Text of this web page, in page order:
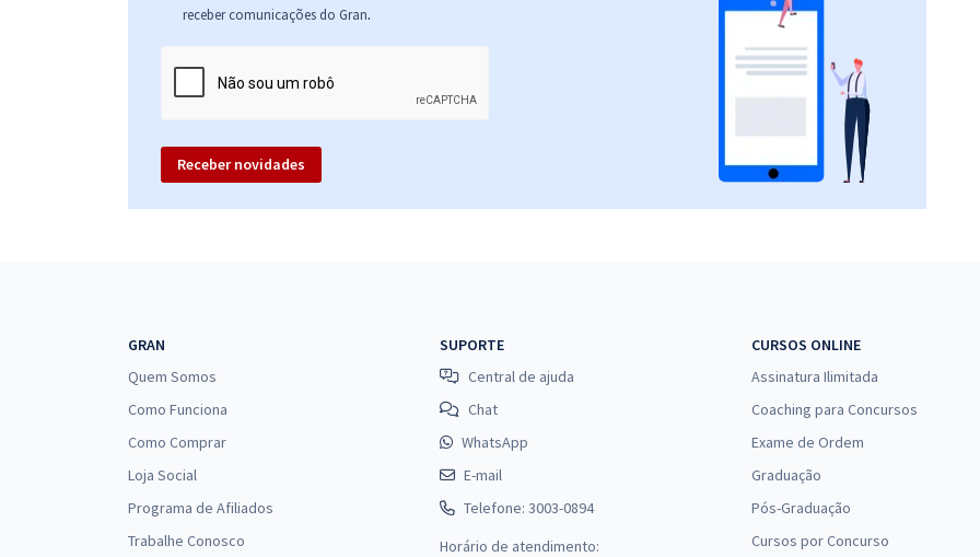
receber comunicações do Gran.
Receber novidades
GRAN
Quem Somos
Como Funciona
Como Comprar
Loja Social
Programa de Afiliados
Trabalhe Conosco
SUPORTE
Central de ajuda
Chat
WhatsApp
E-mail
Telefone: 3003-0894
Horário de atendimento:
CURSOS ONLINE
Assinatura Ilimitada
Coaching para Concursos
Exame de Ordem
Graduação
Pós-Graduação
Cursos por Concurso